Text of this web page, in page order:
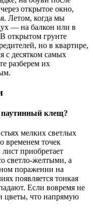
открытое окно,
Летом, когда мы
— на балкон или в
открытом грунте
но в квартире,
с десятком самых
разберем их
паутинный клещ?
мелких светлых
временем точек
приобретает
светло-желтыми, а
поражении на
появляется тонкая
Если вовремя не
цветы, что напрямую